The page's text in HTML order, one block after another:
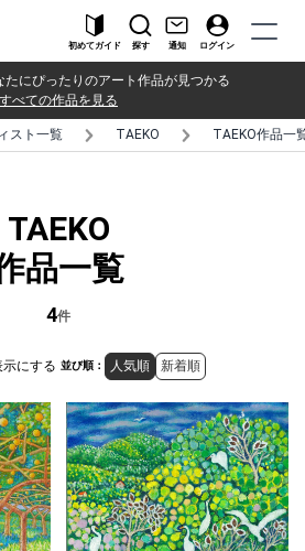
初めてガイド 探す 通知 ログイン
たにぴったりのアート作品が見つかる
すべての作品を見る
スト一覧 TAEKO TAEKO作品一
TAEKO
品一覧
4件
にする 並び順： 人気順 新着順